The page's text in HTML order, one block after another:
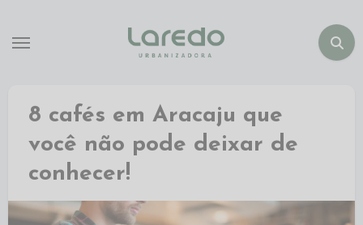
8 cafés em Aracaju que
você não pode deixar de
conhecer!